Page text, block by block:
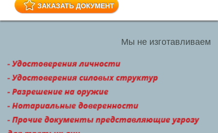
ЗАКАЗАТЬ ДОКУМЕНТ
Мы не изготавливаем